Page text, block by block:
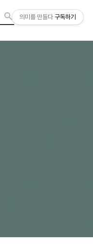
의미를 만들다 구독하기